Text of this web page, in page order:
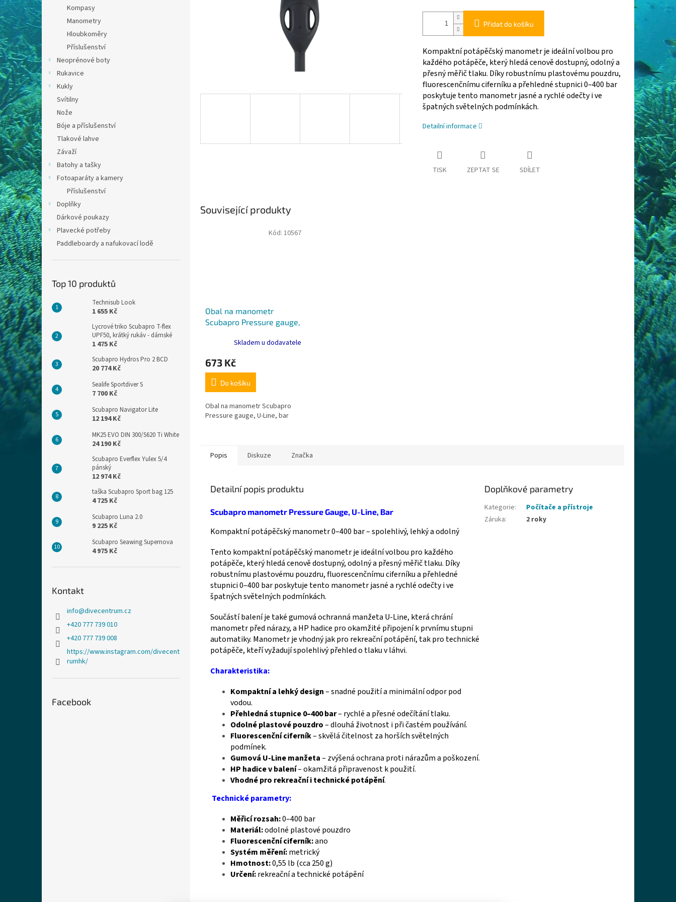
n
e
l
Kompasy
Manometry
Hloubkoměry
Příslušenství
Neoprénové boty
Rukavice
Kukly
Svítilny
Nože
Bóje a příslušenství
Tlakové lahve
Závaží
Batohy a tašky
Fotoaparáty a kamery
Příslušenství
Doplňky
Dárkové poukazy
Plavecké potřeby
Paddleboardy a nafukovací lodě
Top 10 produktů
Technisub Look
1 655 Kč
Lycrové triko Scubapro T-flex
UPF50, krátký rukáv - dámské
1 475 Kč
Scubapro Hydros Pro 2 BCD
20 774 Kč
Sealife Sportdiver S
7 700 Kč
Scubapro Navigator Lite
12 194 Kč
MK25 EVO DIN 300/S620 Ti White
24 190 Kč
Scubapro Everflex Yulex 5/4
pánský
12 974 Kč
taška Scubapro Sport bag 125
4 725 Kč
Scubapro Luna 2.0
9 225 Kč
Scubapro Seawing Supernova
4 975 Kč
Kontakt
info@divecentrum.cz
+420 777 739 010
+420 777 739 008
https://www.instagram.com/divecent
rumhk/
Facebook
Přidat do košíku
Kompaktní potápěčský manometr je ideální volbou pro
každého potápěče, který hledá cenově dostupný, odolný a
přesný měřič tlaku. Díky robustnímu plastovému pouzdru,
fluorescenčnímu ciferníku a přehledné stupnici 0–400 bar
poskytuje tento manometr jasné a rychlé odečty i ve
špatných světelných podmínkách.
Detailní informace
TISK ZEPTAT SE SDÍLET
Související produkty
Obal na manometr
Scubapro Pressure gauge,
Skladem u dodavatele
673 Kč
Do košíku
Obal na manometr Scubapro
Pressure gauge, U-Line, bar
Kód: 10567
Popis Diskuze Značka
Detailní popis produktu
Scubapro manometr Pressure Gauge, U-Line, Bar
Kompaktní potápěčský manometr 0–400 bar – spolehlivý, lehký a odolný
Tento kompaktní potápěčský manometr je ideální volbou pro každého
potápěče, který hledá cenově dostupný, odolný a přesný měřič tlaku. Díky
robustnímu plastovému pouzdru, fluorescenčnímu ciferníku a přehledné
stupnici 0–400 bar poskytuje tento manometr jasné a rychlé odečty i ve
špatných světelných podmínkách.
Součástí balení je také gumová ochranná manžeta U-Line, která chrání
manometr před nárazy, a HP hadice pro okamžité připojení k prvnímu stupni
automatiky. Manometr je vhodný jak pro rekreační potápění, tak pro technické
potápěče, kteří vyžadují spolehlivý přehled o tlaku v láhvi.
Charakteristika:
Kompaktní a lehký design– snadné použití a minimální odpor pod
vodou.
Přehledná stupnice 0–400 bar– rychlé a přesné odečítání tlaku.
Odolné plastové pouzdro– dlouhá životnost i při častém používání.
Fluorescenční ciferník– skvělá čitelnost za horších světelných
podmínek.
Gumová U-Line manžeta– zvýšená ochrana proti nárazům a poškození.
HP hadice v balení– okamžitá připravenost k použití.
Vhodné pro rekreační i technické potápění.
Technické parametry:
Měřicí rozsah:0–400 bar
Materiál:odolné plastové pouzdro
Fluorescenční ciferník:ano
Systém měření:metrický
Hmotnost:0,55 lb (cca 250 g)
Určení:rekreační a technické potápění
Doplňkové parametry
Kategorie:
Počítače a přístroje
Záruka: 2 roky